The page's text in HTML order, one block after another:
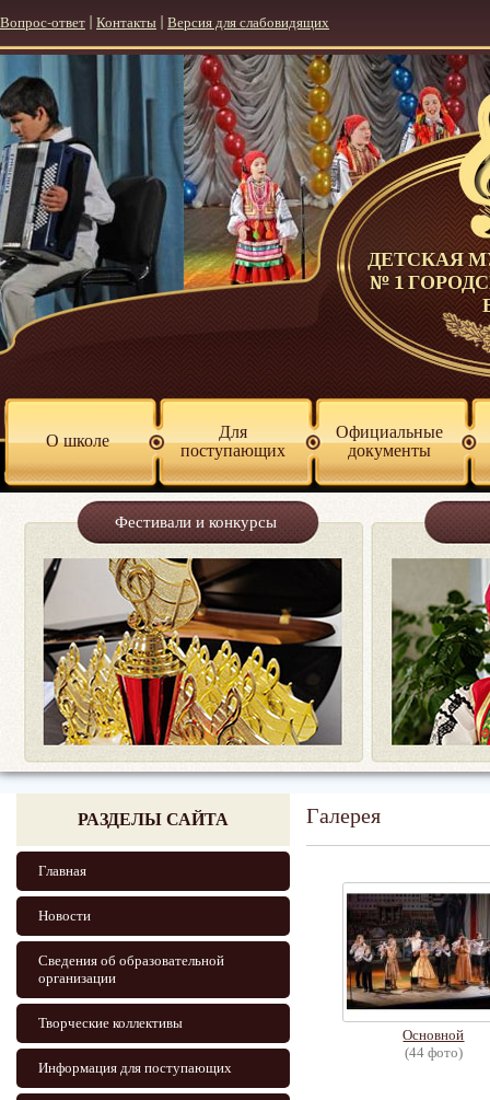
ДЕТСКАЯ
№ 1
Вопрос-ответ Контакты Версия для слабовидящих
О школе
Для
поступающих
Официальные
документы
Фестивали и конкурсы
РАЗДЕЛЫ САЙТА
Главная
Новости
Сведения об образовательной
организации
Творческие коллективы
Информация для поступающих
Галерея
Основной
(44 фото)